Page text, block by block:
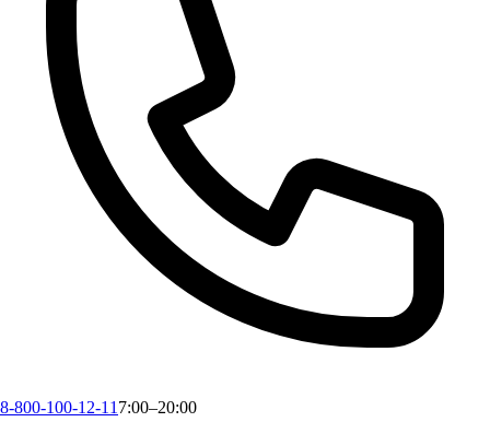
8-800-100-12-11 7:00–20:00